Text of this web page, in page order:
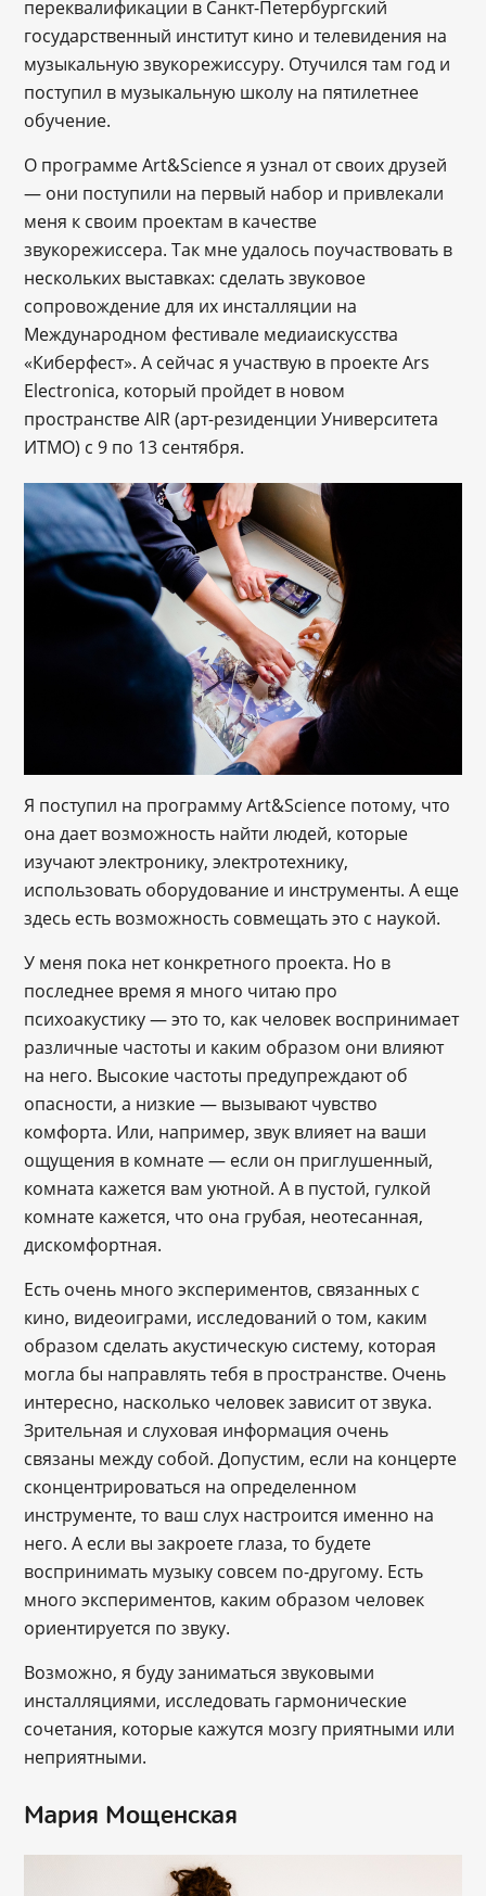
переквалификации в Санкт-Петербургский
государственный институт кино и телевидения на
музыкальную звукорежиссуру. Отучился там год и
поступил в музыкальную школу на пятилетнее
обучение.
О программе Art&Science я узнал от своих друзей
— они поступили на первый набор и привлекали
меня к своим проектам в качестве
звукорежиссера. Так мне удалось поучаствовать в
нескольких выставках: сделать звуковое
сопровождение для их инсталляции на
Международном фестивале медиаискусства
«Киберфест». А сейчас я участвую в проекте Ars
Electronica, который пройдет в новом
пространстве AIR (арт-резиденции Университета
ИТМО) с 9 по 13 сентября.
Я поступил на программу Art&Science потому, что
она дает возможность найти людей, которые
изучают электронику, электротехнику,
использовать оборудование и инструменты. А еще
здесь есть возможность совмещать это с наукой.
У меня пока нет конкретного проекта. Но в
последнее время я много читаю про
психоакустику — это то, как человек воспринимает
различные частоты и каким образом они влияют
на него. Высокие частоты предупреждают об
опасности, а низкие — вызывают чувство
комфорта. Или, например, звук влияет на ваши
ощущения в комнате — если он приглушенный,
комната кажется вам уютной. А в пустой, гулкой
комнате кажется, что она грубая, неотесанная,
дискомфортная.
Есть очень много экспериментов, связанных с
кино, видеоиграми, исследований о том, каким
образом сделать акустическую систему, которая
могла бы направлять тебя в пространстве. Очень
интересно, насколько человек зависит от звука.
Зрительная и слуховая информация очень
связаны между собой. Допустим, если на концерте
сконцентрироваться на определенном
инструменте, то ваш слух настроится именно на
него. А если вы закроете глаза, то будете
воспринимать музыку совсем по-другому. Есть
много экспериментов, каким образом человек
ориентируется по звуку.
Возможно, я буду заниматься звуковыми
инсталляциями, исследовать гармонические
сочетания, которые кажутся мозгу приятными или
неприятными.
Мария Мощенская